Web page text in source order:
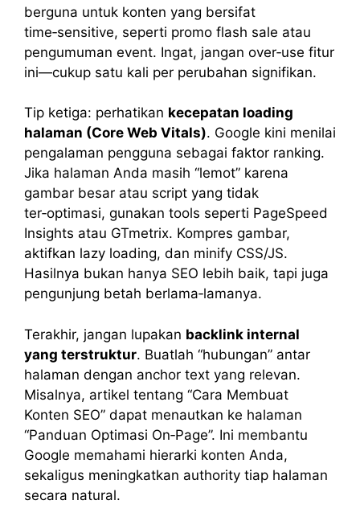
berguna untuk konten yang bersifat
time‑sensitive, seperti promo flash sale atau
pengumuman event. Ingat, jangan over‑use fitur
ini—cukup satu kali per perubahan signifikan.
Tip ketiga: perhatikan kecepatan loading
halaman (Core Web Vitals). Google kini menilai
pengalaman pengguna sebagai faktor ranking.
Jika halaman Anda masih “lemot” karena
gambar besar atau script yang tidak
ter‑optimasi, gunakan tools seperti PageSpeed
Insights atau GTmetrix. Kompres gambar,
aktifkan lazy loading, dan minify CSS/JS.
Hasilnya bukan hanya SEO lebih baik, tapi juga
pengunjung betah berlama‑lamanya.
Terakhir, jangan lupakan backlink internal
yang terstruktur. Buatlah “hubungan” antar
halaman dengan anchor text yang relevan.
Misalnya, artikel tentang “Cara Membuat
Konten SEO” dapat menautkan ke halaman
“Panduan Optimasi On‑Page”. Ini membantu
Google memahami hierarki konten Anda,
sekaligus meningkatkan authority tiap halaman
secara natural.